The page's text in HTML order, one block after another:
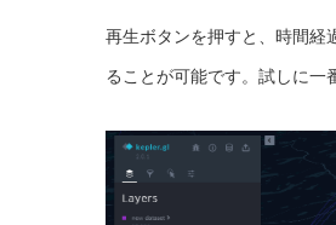
再生ボタンを押すと、時間経
ることが可能です。試しに一